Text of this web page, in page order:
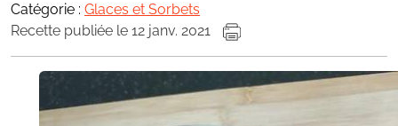
Catégorie : Glaces et Sorbets
Recette publiée le 12 janv. 2021